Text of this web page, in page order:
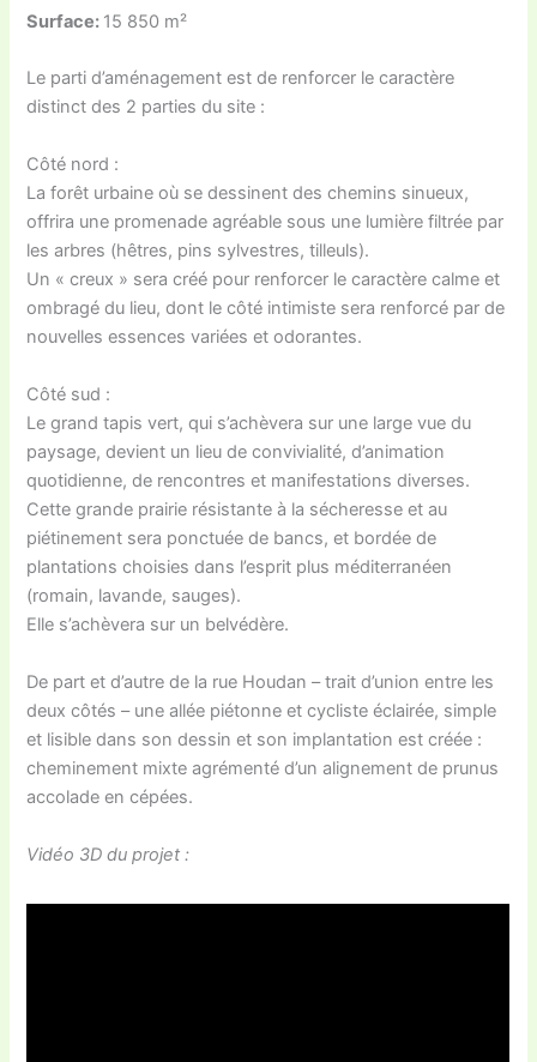
Surface: 15 850 m²
Le parti d’aménagement est de renforcer le caractère
distinct des 2 parties du site :
Côté nord :
La forêt urbaine où se dessinent des chemins sinueux,
offrira une promenade agréable sous une lumière filtrée par
les arbres (hêtres, pins sylvestres, tilleuls).
Un « creux » sera créé pour renforcer le caractère calme et
ombragé du lieu, dont le côté intimiste sera renforcé par de
nouvelles essences variées et odorantes.
Côté sud :
Le grand tapis vert, qui s’achèvera sur une large vue du
paysage, devient un lieu de convivialité, d’animation
quotidienne, de rencontres et manifestations diverses.
Cette grande prairie résistante à la sécheresse et au
piétinement sera ponctuée de bancs, et bordée de
plantations choisies dans l’esprit plus méditerranéen
(romain, lavande, sauges).
Elle s’achèvera sur un belvédère.
De part et d’autre de la rue Houdan – trait d’union entre les
deux côtés – une allée piétonne et cycliste éclairée, simple
et lisible dans son dessin et son implantation est créée :
cheminement mixte agrémenté d’un alignement de prunus
accolade en cépées.
Vidéo 3D du projet :